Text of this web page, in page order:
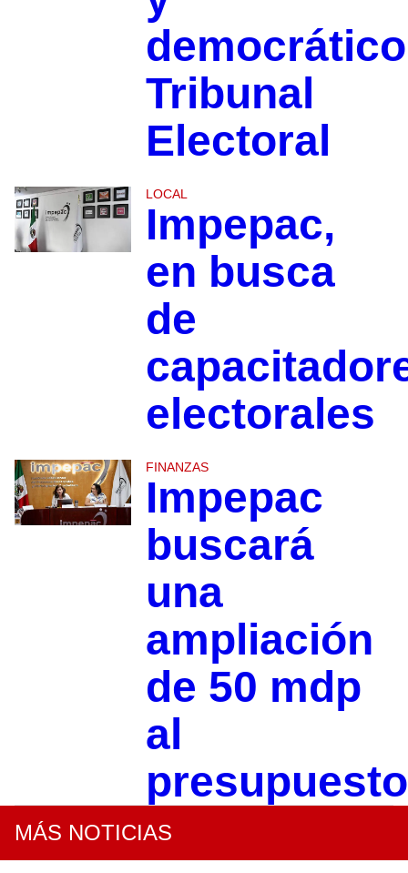
Tribunal
Electoral
LOCAL
Impepac,
en busca
de
electorales
FINANZAS
Impepac
buscará
una
ampliación
de 50 mdp
al
presupuesto
MÁS NOTICIAS